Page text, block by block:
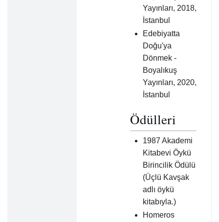
Yayınları, 2018,
İstanbul
Edebiyatta
Doğu'ya
Dönmek -
Boyalıkuş
Yayınları, 2020,
İstanbul
Ödülleri
1987 Akademi
Kitabevi Öykü
Birincilik Ödülü
(Üçlü Kavşak
adlı öykü
kitabıyla.)
Homeros